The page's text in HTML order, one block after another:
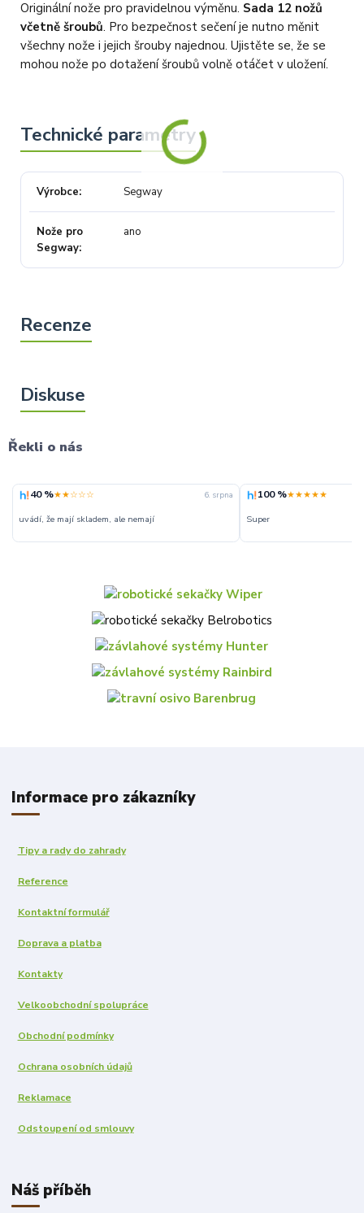
všem jsme Vás obratem informovali a náležitě se omluvili.
Zakládáme si na férovém a rychlém jednání. O to více nás mrzí, že i
přes naši okamžitou reakci, osobní telefonát a maximální snahu náš
obchod nedoporučujete. Věříme, že nám v budoucnu dáte příležitost
přesvědčit Vás o kvalitě našich služeb. Tým OZY.market
Originální nože pro pravidelnou výměnu. Sada 12 nožů
včetně šroubů. Pro bezpečnost sečení je nutno měnit
všechny nože i jejich šrouby najednou. Ujistěte se, že se
mohou nože po dotažení šroubů volně otáčet v uložení.
Výrobce Segway
Nože pro
Segway
ano
Řekli o nás
40 %★★☆☆☆ 6. srpna
uvádí, že mají skladem, ale nemají
100 %★★★★★
Super
Informace pro zákazníky
Tipy a rady do zahrady
Reference
Kontaktní formulář
Doprava a platba
Kontakty
Velkoobchodní spolupráce
Obchodní podmínky
Ochrana osobních údajů
Reklamace
Odstoupení od smlouvy
Náš příběh